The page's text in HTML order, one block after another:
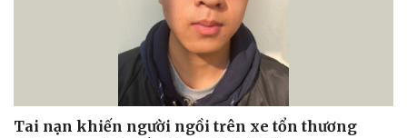
Tai nạn khiến người ngồi trên xe tổn thương